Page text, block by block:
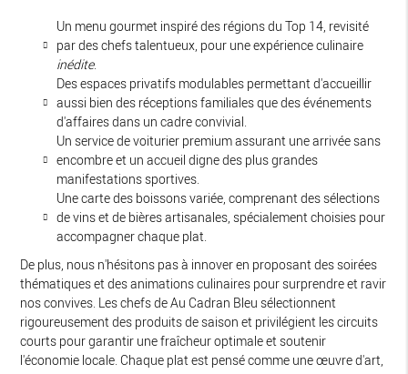
Un menu gourmet inspiré des régions du Top 14, revisité
par des chefs talentueux, pour une expérience culinaire
inédite.
Des espaces privatifs modulables permettant d'accueillir
aussi bien des réceptions familiales que des événements
d'affaires dans un cadre convivial.
Un service de voiturier premium assurant une arrivée sans
encombre et un accueil digne des plus grandes
manifestations sportives.
Une carte des boissons variée, comprenant des sélections
de vins et de bières artisanales, spécialement choisies pour
accompagner chaque plat.
De plus, nous n'hésitons pas à innover en proposant des soirées
thématiques et des animations culinaires pour surprendre et ravir
nos convives. Les chefs de Au Cadran Bleu sélectionnent
rigoureusement des produits de saison et privilégient les circuits
courts pour garantir une fraîcheur optimale et soutenir
l'économie locale. Chaque plat est pensé comme une œuvre d'art,